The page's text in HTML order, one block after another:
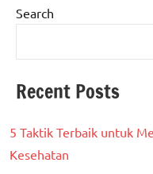
Search
Recent Posts
5 Taktik Terbaik untuk
Kesehatan